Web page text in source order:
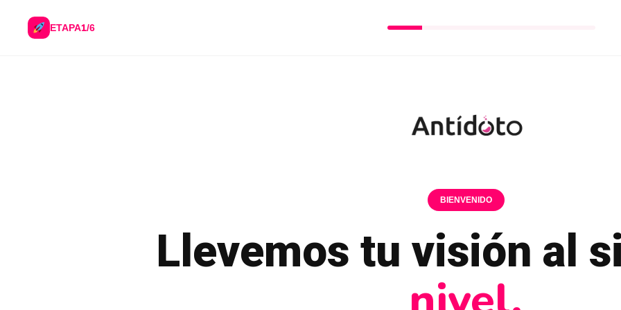
ETAPA1/6
BIENVENIDO
Llevemos tu visión al